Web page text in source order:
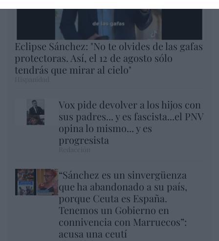
Eclipse Sánchez: "No te olvides de las gafas
protectoras. Así, el 12 de agosto sólo
tendrás que mirar al cielo"
Vox pide devolver a los hijos con
sus padres... y es fascista...el PNV
opina lo mismo... y es
progresista
“Sánchez es un sinvergüenza
que ha abandonado a su país,
porque Ceuta es España.
Tenemos un Gobierno en
connivencia con Marruecos”:
acusa una ceutí